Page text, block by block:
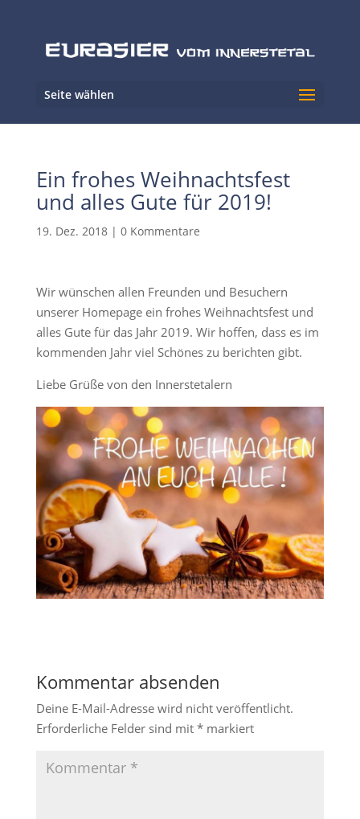
Seite wählen
Ein frohes Weihnachtsfest
und alles Gute für 2019!
19. Dez. 2018| 0 Kommentare
Wir wünschen allen Freunden und Besuchern
unserer Homepage ein frohes Weihnachtsfest und
alles Gute für das Jahr 2019. Wir hoffen, dass es im
kommenden Jahr viel Schönes zu berichten gibt.
Liebe Grüße von den Innerstetalern
Kommentar absenden
Deine E-Mail-Adresse wird nicht veröffentlicht.
Erforderliche Felder sind mit *markiert